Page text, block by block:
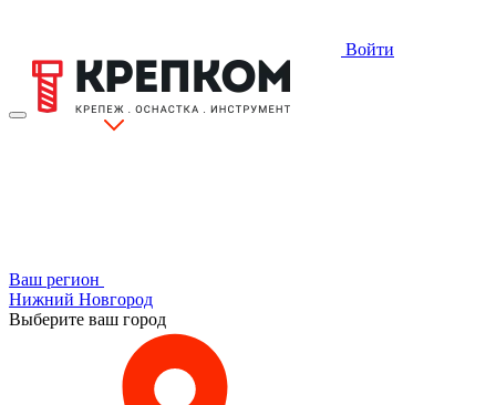
Войти
Ваш регион
Нижний Новгород
Выберите ваш город